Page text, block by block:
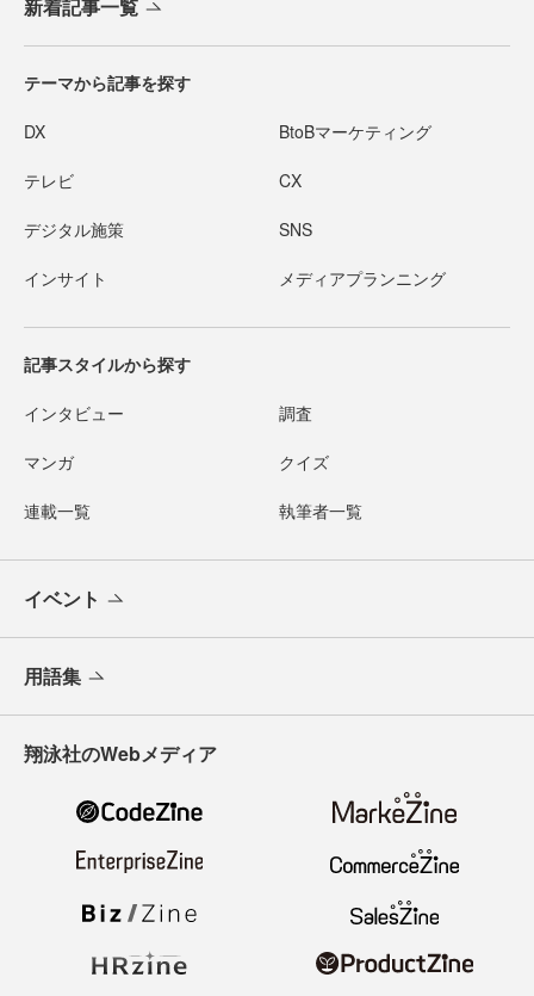
新着記事一覧
テーマから記事を探す
DX BtoBマーケティング
テレビ CX
デジタル施策 SNS
インサイト メディアプランニング
記事スタイルから探す
インタビュー 調査
マンガ クイズ
連載一覧 執筆者一覧
イベント
用語集
翔泳社のWebメディア